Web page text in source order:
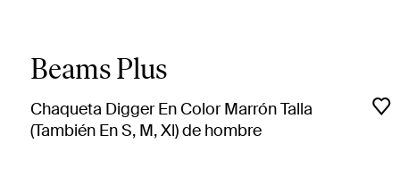
Beams Plus
Chaqueta Digger En Color Marrón Talla
(También En S, M, Xl) de hombre